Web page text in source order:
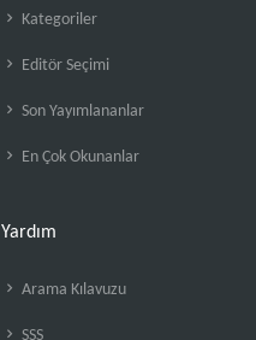
Kategoriler
Editör Seçimi
Son Yayımlananlar
En Çok Okunanlar
Yardım
Arama Kılavuzu
SSS